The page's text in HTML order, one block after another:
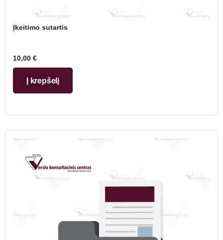
Įkeitimo sutartis
10,00 €
Į krepšelį